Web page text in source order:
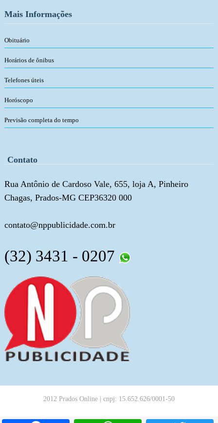
Mais Informações
Obituário
Horários de ônibus
Telefones úteis
Horóscopo
Previsão completa do tempo
Contato
Rua Antônio de Cardoso Vale, 655, loja A, Pinheiro
Chagas, Prados-MG CEP36320 000
contato@nppublicidade.com.br
(32) 3431 - 0207
2012 Prados Online | cnpj: 15.652.626/0001-50